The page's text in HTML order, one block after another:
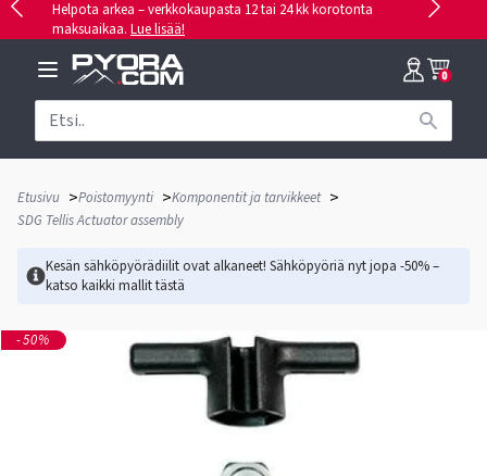
Helpota arkea – verkkokaupasta 12 tai 24 kk korotonta
maksuaikaa. Lue lisää!
0
Etusivu >Poistomyynti >Komponentit ja tarvikkeet >
SDG Tellis Actuator assembly
Kesän sähköpyörädiilit ovat alkaneet! Sähköpyöriä nyt jopa -50% –
katso kaikki mallittästä
-50%